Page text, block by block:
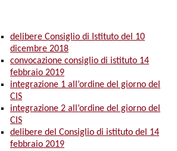
delibere Consiglio di Istituto del 10
dicembre 2018
convocazione consiglio di istituto 14
febbraio 2019
integrazione 1 all’ordine del giorno del
CIS
integrazione 2 all’ordine del giorno del
CIS
delibere del Consiglio di istituto del 14
febbraio 2019